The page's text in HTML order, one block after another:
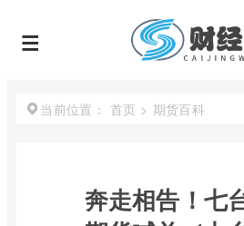
当前位置： 首页 > 期货百科
奔走相告！七